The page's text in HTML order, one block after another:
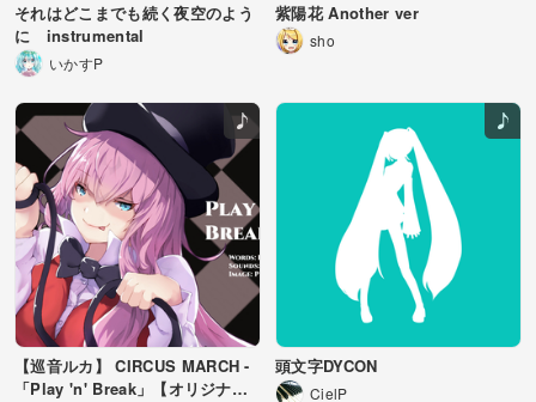
それはどこまでも続く夜空のよう
に instrumental
いかすP
紫陽花 Another ver
sho
【巡音ルカ】 CIRCUS MARCH -
「Play 'n' Break」【オリジナル
頭文字DYCON
CielP